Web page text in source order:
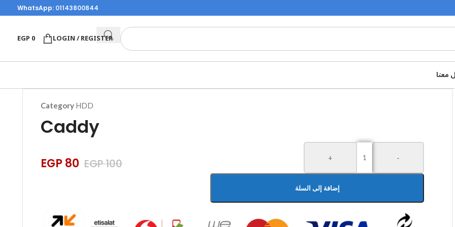
WhatsApp: 01143800844
LOGIN / REGISTER
EGP0
معنا
Category HDD
Caddy
EGP100
EGP 80 -
+
إضافة إلى السلة